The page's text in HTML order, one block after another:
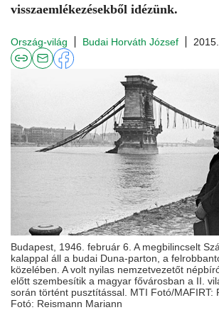
visszaemlékezésekből idézünk.
Ország-világ Budai Horváth József
Budapest, 1946. február 6. A megbilincselt
kalappal áll a budai Duna-parton, a
közelében. A volt nyilas nemzetvezetőt
előtt szembesítik a magyar fővárosban a II.
során történt pusztítással. MTI Fotó/MAFIRT:
Fotó: Reismann Mariann